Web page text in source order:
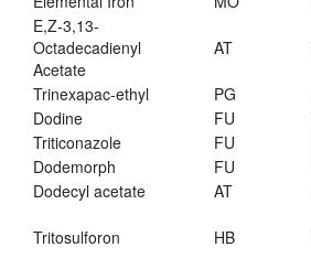
E,Z-3,13-
Octadecadienyl
Acetate
AT
Trinexapac-ethyl PG
Dodine
FU
Triticonazole
FU
Dodemorph
FU
Dodecyl acetate
AT
Tritosulforon HB